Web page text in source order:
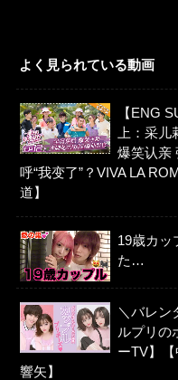
よく見られている動画
【ENG
上：采
爆笑认亲
呼“我变了”？VIVA LA
道】
19歳カッ
た…
＼バレン
ルプリの
ーTV】
響矢】